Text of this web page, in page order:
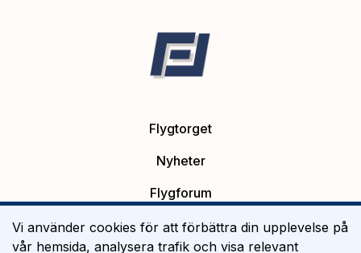
Flygtorget
Nyheter
Flygforum
Platsannonser
Vi använder cookies för att förbättra din upplevelse på
vår hemsida, analysera trafik och visa relevant